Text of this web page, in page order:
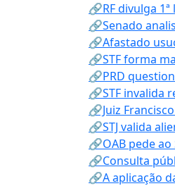
🔗RF divulga
🔗Senado
🔗Afastado
🔗STF forma
🔗PRD
🔗STF invalida
🔗Juiz
🔗STJ valida
🔗OAB pede
🔗Consulta
🔗A aplicação